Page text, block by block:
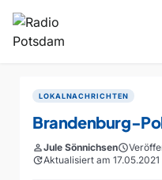
LOKALNACHRICHTEN
Brandenburg-
personJule Sönnichsenschedule
updateAktualisiert am